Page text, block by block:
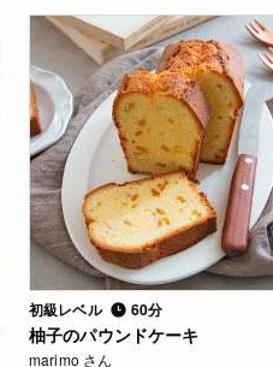
初級レベル 60分
柚子のパウンドケーキ
marimo さん